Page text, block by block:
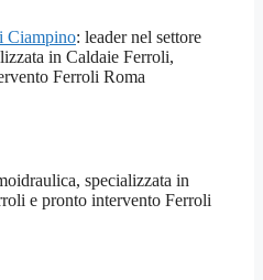
Ciampino: leader nel settore
in Caldaie Ferroli,
Ferroli Roma
specializzata in
e pronto intervento Ferroli